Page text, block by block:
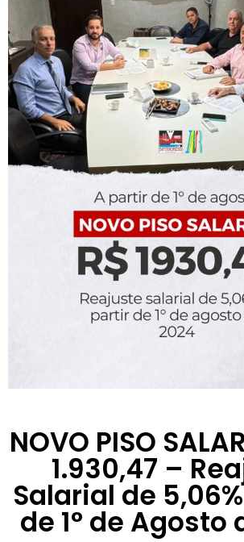
NOVO PISO
1.930,47 –
Salarial de
de 1° de Agosto